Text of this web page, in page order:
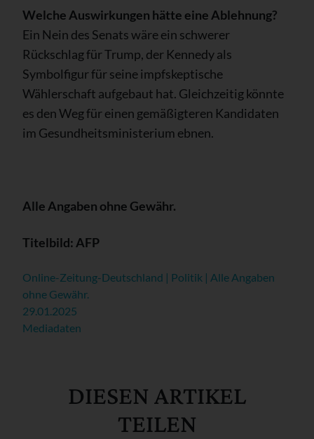
Welche Auswirkungen hätte eine Ablehnung?
Ein Nein des Senats wäre ein schwerer
Rückschlag für Trump, der Kennedy als
Symbolfigur für seine impfskeptische
Wählerschaft aufgebaut hat. Gleichzeitig könnte
es den Weg für einen gemäßigteren Kandidaten
im Gesundheitsministerium ebnen.
Alle Angaben ohne Gewähr.
Titelbild: AFP
Online-Zeitung-Deutschland | Politik | Alle Angaben
ohne Gewähr.
29.01.2025
Mediadaten
DIESEN ARTIKEL
TEILEN